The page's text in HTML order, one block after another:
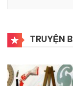
TRUYỆN